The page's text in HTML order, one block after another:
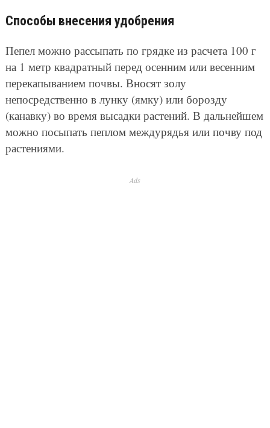
Способы внесения удобрения
Пепел можно рассыпать по грядке из расчета 100 г
на 1 метр квадратный перед осенним или весенним
перекапыванием почвы. Вносят золу
непосредственно в лунку (ямку) или борозду
(канавку) во время высадки растений. В дальнейшем
можно посыпать пеплом междурядья или почву под
растениями.
Ads